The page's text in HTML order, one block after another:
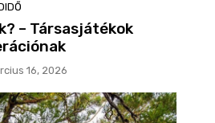
– Társasjátékok
16, 2026